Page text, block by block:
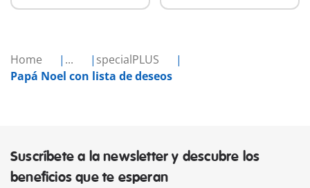
Home ...
specialPLUS
Papá Noel con lista de deseos
Suscríbete a la newsletter y descubre los
beneficios que te esperan